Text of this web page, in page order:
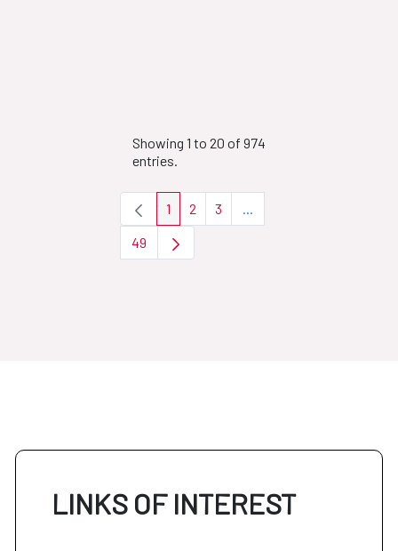
Showing 1 to 20 of 974
entries.
Page
1 Page
2 Page
3 ...Intermediate Pages Use
Page
49
LINKS OF INTEREST